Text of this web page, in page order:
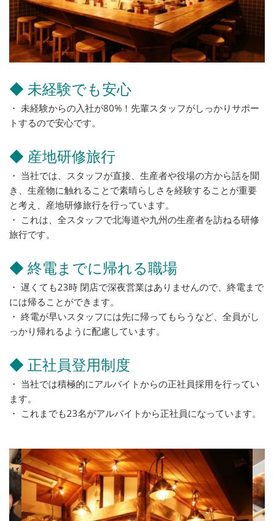
◆ 未経験でも安心
・ 未経験からの入社が80%！先輩スタッフがしっかりサポー
トするので安心です。
◆ 産地研修旅行
・ 当社では、スタッフが直接、生産者や役場の方から話を聞
き、生産物に触れることで素晴らしさを経験することが重要
と考え、産地研修旅行を行っています。
・ これは、全スタッフで北海道や九州の生産者を訪ねる研修
旅行です。
◆ 終電までに帰れる職場
・ 遅くても23時 閉店で深夜営業はありませんので、終電まで
には帰ることができます。
・ 終電が早いスタッフには先に帰ってもらうなど、全員がし
っかり帰れるように配慮しています。
◆ 正社員登用制度
・ 当社では積極的にアルバイトからの正社員採用を行ってい
ます。
・ これまでも23名がアルバイトから正社員になっています。